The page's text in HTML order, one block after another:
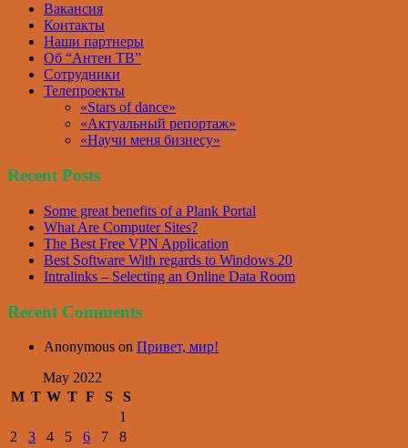
Вакансия
Контакты
Наши партнеры
Об “Антен ТВ”
Сотрудники
Телепроекты
«Stars of dance»
«Актуальный репортаж»
«Научи меня бизнесу»
Recent Posts
Some great benefits of a Plank Portal
What Are Computer Sites?
The Best Free VPN Application
Best Software With regards to Windows 20
Intralinks – Selecting an Online Data Room
Recent Comments
Anonymous on Привет, мир!
May 2022
M T W T F S
S
1
2
3 4 5 6 7
8